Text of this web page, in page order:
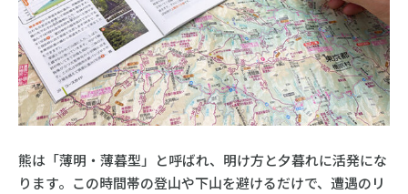
熊は「薄明・薄暮型」と呼ばれ、明け方と夕暮れに活発にな
ります。この時間帯の登山や下山を避けるだけで、遭遇のリ